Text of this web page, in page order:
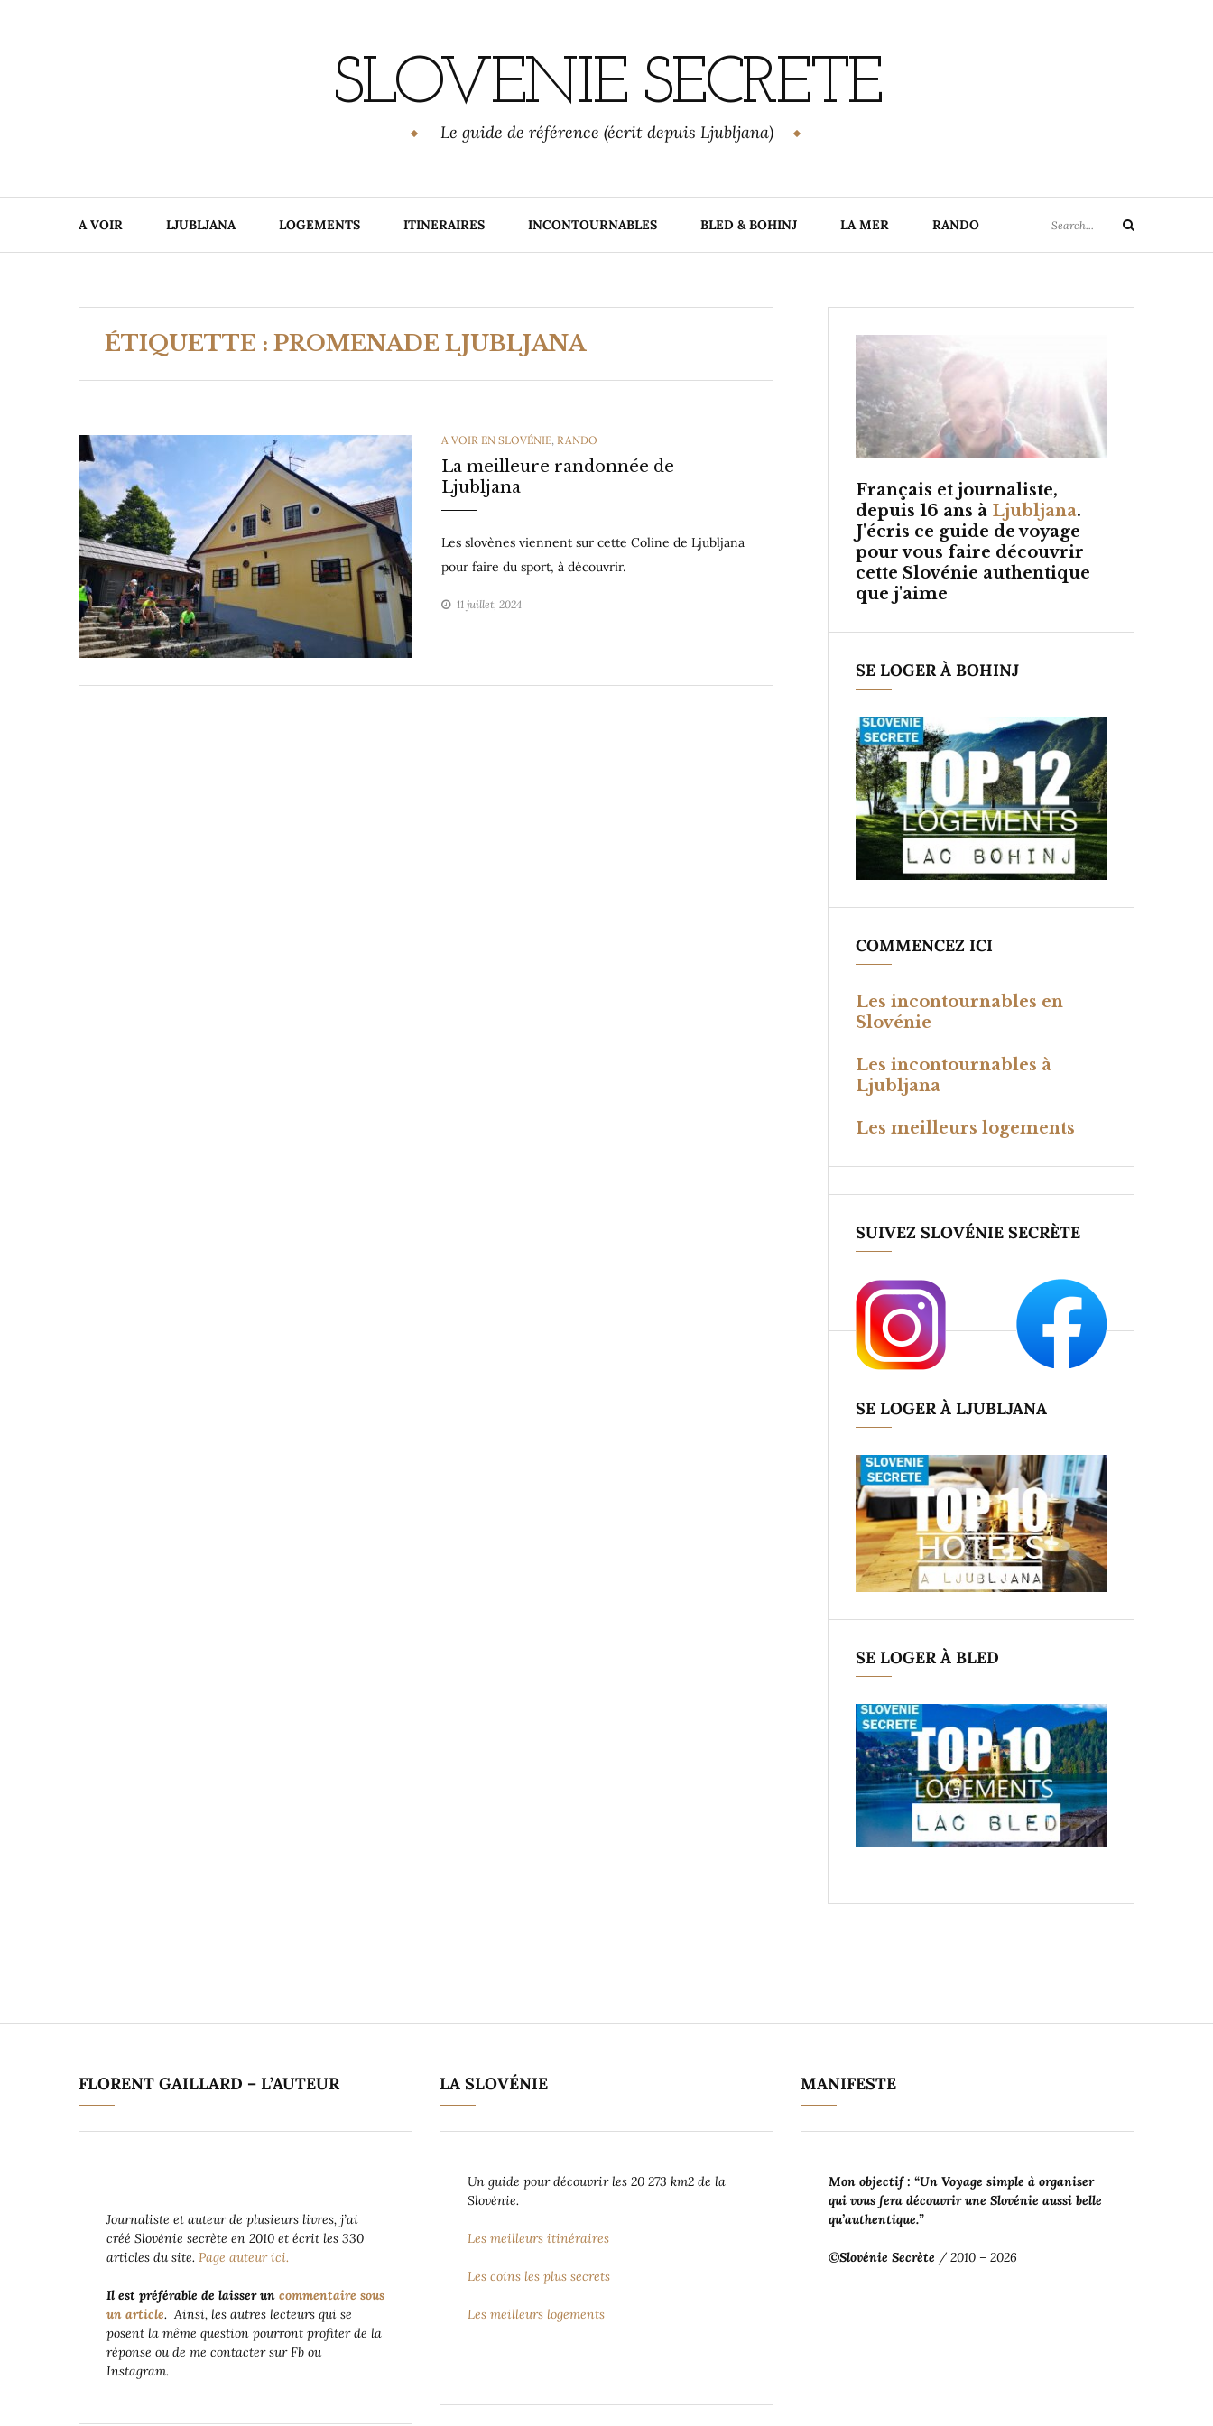
SLOVENIE SECRETE
Le guide de référence (écrit depuis Ljubljana)
A VOIR LJUBLJANA LOGEMENTS ITINERAIRES INCONTOURNABLES BLED & BOHINJ LA MER RANDO
for:
Search
ÉTIQUETTE : PROMENADE LJUBLJANA
CATEGORIES
A VOIR EN SLOVÉNIE, RANDO
La meilleure randonnée de
Ljubljana
Les slovènes viennent sur cette Coline de Ljubljana
pour faire du sport, à découvrir.
11 juillet, 2024
Français et journaliste,
depuis 16 ans à Ljubljana.
J'écris ce guide de voyage
pour vous faire découvrir
cette Slovénie authentique
que j'aime
SE LOGER À BOHINJ
COMMENCEZ ICI
Les incontournables en
Slovénie
Les incontournables à
Ljubljana
Les meilleurs logements
SUIVEZ SLOVÉNIE SECRÈTE
SE LOGER À LJUBLJANA
SE LOGER À BLED
FLORENT GAILLARD – L’AUTEUR
Journaliste et auteur de plusieurs livres, j’ai
créé Slovénie secrète en 2010 et écrit les 330
articles du site. Page auteur ici.
Il est préférable de laisser un commentaire sous
un article. Ainsi, les autres lecteurs qui se
posent la même question pourront profiter de la
réponse ou de me contacter sur Fb ou
Instagram.
LA SLOVÉNIE
Un guide pour découvrir les 20 273 km2 de la
Slovénie.
Les meilleurs itinéraires
Les coins les plus secrets
Les meilleurs logements
MANIFESTE
Mon objectif : “Un Voyage simple à organiser
qui vous fera découvrir une Slovénie aussi belle
qu’authentique.”
©Slovénie Secrète / 2010 – 2026